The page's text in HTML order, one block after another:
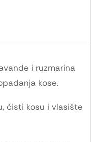
i ruzmarina
kose.
čisti kosu i vlasište